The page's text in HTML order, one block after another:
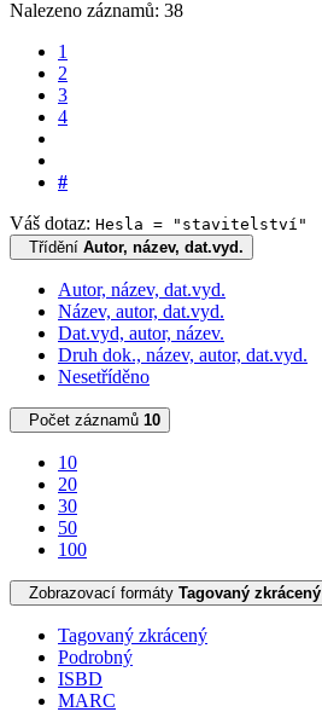
Nalezeno záznamů: 38
1
2
3
4
#
Váš dotaz: Hesla = "stavitelství"
Třídění Autor, název, dat.vyd.
Autor, název, dat.vyd.
Název, autor, dat.vyd.
Dat.vyd, autor, název.
Druh dok., název, autor, dat.vyd.
Nesetříděno
Počet záznamů 10
10
20
30
50
100
Zobrazovací formáty Tagovaný zkrácený
Tagovaný zkrácený
Podrobný
ISBD
MARC